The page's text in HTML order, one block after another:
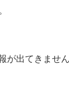
が出てきません